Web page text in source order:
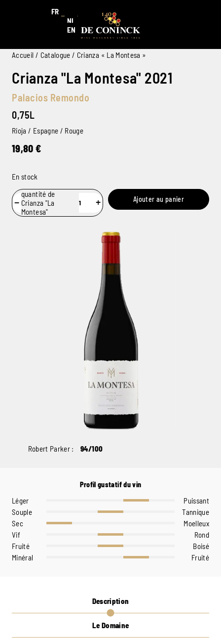
FR
NL
EN
Accueil / Catalogue / Crianza « La Montesa »
Crianza "La Montesa" 2021
Palacios Remondo
0,75L
Rioja / Espagne / Rouge
19,80 €
En stock
−
quantité de
Crianza "La
Montesa"
+ Ajouter au panier
Robert Parker : 94/100
Profil gustatif du vin
Léger
Puissant
Souple
Tannique
Sec
Moelleux
Vif
Rond
Fruité
Boisé
Minéral
Fruité
Description
Le Domaine